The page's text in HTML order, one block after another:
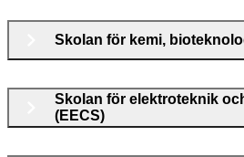
Skolan för kemi,
Skolan för elektroteknik
(EECS)